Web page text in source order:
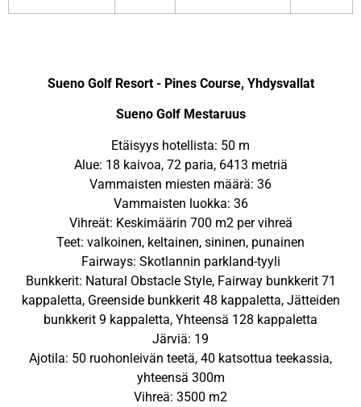
Sueno Golf Resort - Pines Course, Yhdysvallat
Sueno Golf Mestaruus
Etäisyys hotellista: 50 m
Alue: 18 kaivoa, 72 paria, 6413 metriä
Vammaisten miesten määrä: 36
Vammaisten luokka: 36
Vihreät: Keskimäärin 700 m2 per vihreä
Teet: valkoinen, keltainen, sininen, punainen
Fairways: Skotlannin parkland-tyyli
Bunkkerit: Natural Obstacle Style, Fairway bunkkerit 71
kappaletta, Greenside bunkkerit 48 kappaletta, Jätteiden
bunkkerit 9 kappaletta, Yhteensä 128 kappaletta
Järviä: 19
Ajotila: 50 ruohonleivän teetä, 40 katsottua teekassia,
yhteensä 300m
Vihreä: 3500 m2